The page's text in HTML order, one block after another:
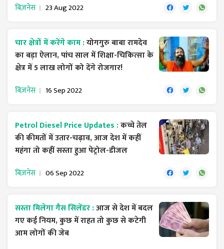
बिज़नेस 23 Aug 2022
चार क्षेत्रों में करेंगे काम :योगगुरु बाबा रामदेव
का बड़ा ऐलान, पांच साल में शिक्षा-चिकित्सा के
क्षेत्र में 5 लाख लोगों को देंगे रोजगार!
बिज़नेस 16 Sep 2022
Petrol Diesel Price Updates :कच्चे तेल
की कीमतों में उतार-चढ़ाव, आज देश में कहीं
महंगा तो कहीं सस्ता हुआ पेट्रोल-डीजल
बिज़नेस 06 Sep 2022
सस्ता मिलेगा गैस सिलेंडर :आज से देश में बदल
गए कई नियम, कुछ में राहत तो कुछ से कटेगी
आम लोगों की जेब